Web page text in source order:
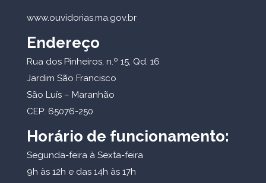
www.ouvidorias.ma.gov.br
Endereço
Rua dos Pinheiros, n.º 15, Qd. 16
Jardim São Francisco
São Luís – Maranhão
CEP: 65076-250
Horário de funcionamento:
Segunda-feira à Sexta-feira
9h às 12h e das 14h às 17h